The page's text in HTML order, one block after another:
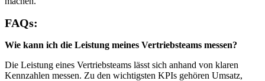
FAQs:
Wie kann ich die Leistung meines Vertriebsteams messen?
Die Leistung eines Vertriebsteams lässt sich anhand von klaren
Kennzahlen messen. Zu den wichtigsten KPIs gehören Umsatz,